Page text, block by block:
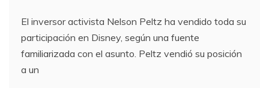
El inversor activista Nelson Peltz ha vendido toda su
participación en Disney, según una fuente
familiarizada con el asunto. Peltz vendió su posición
a un